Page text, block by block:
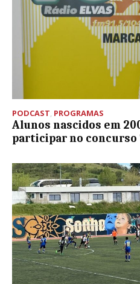
PODCAST, PROGRAMAS
Alunos nascidos em
participar no concurso